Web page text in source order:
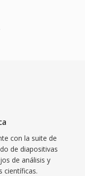
con la suite de
de diapositivas
de análisis y
científicas.